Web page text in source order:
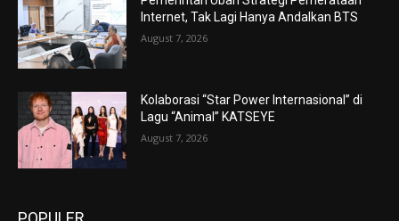
Internet, Tak Lagi Hanya Andalkan BTS
August 7, 2026
Kolaborasi “Star Power Internasional” di
Lagu “Animal” KATSEYE
August 7, 2026